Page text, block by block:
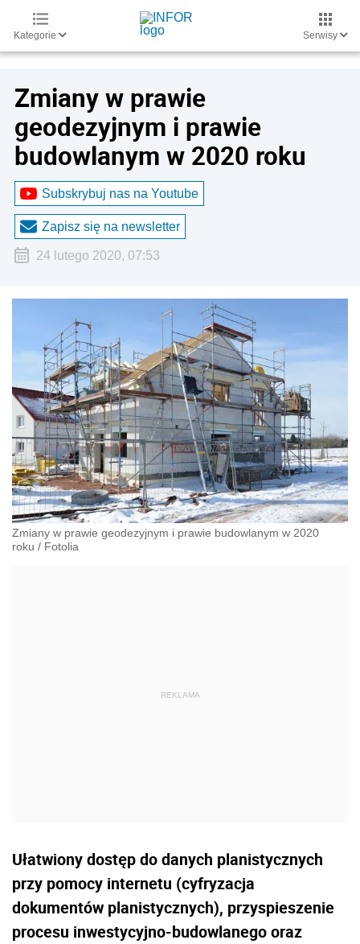
Kategorie Serwisy
Zmiany w prawie
geodezyjnym i prawie
budowlanym w 2020 roku
Subskrybuj nas na Youtube
Zapisz się na newsletter
24 lutego 2020, 07:53
Zmiany w prawie geodezyjnym i prawie budowlanym w 2020
roku / Fotolia
Ułatwiony dostęp do danych planistycznych
przy pomocy internetu (cyfryzacja
dokumentów planistycznych), przyspieszenie
procesu inwestycyjno-budowlanego oraz